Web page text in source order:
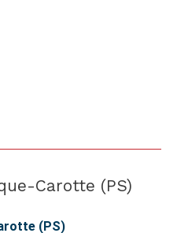
Carotte (PS)
(PS)